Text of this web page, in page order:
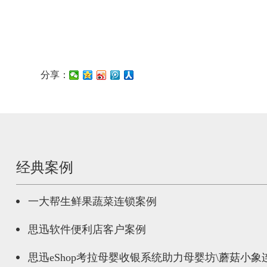
分享：
经典案例
一大帮生鲜果蔬菜连锁案例
思迅软件便利店客户案例
思迅eShop考拉母婴收银系统助力母婴坊\蘑菇小象